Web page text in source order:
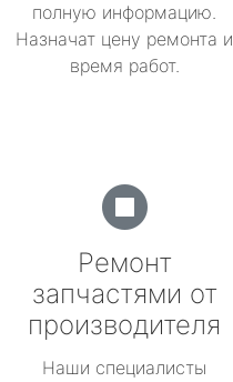
полную информацию.
Назначат цену ремонта и
время работ.
Ремонт
запчастями от
производителя
Наши специалисты